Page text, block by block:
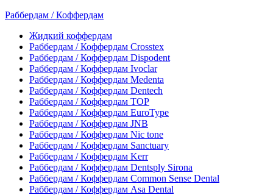
Раббердам / Коффердам
Жидкий коффердам
Раббердам / Коффердам Crosstex
Раббердам / Коффердам Dispodent
Раббердам / Коффердам Ivoclar
Раббердам / Коффердам Medenta
Раббердам / Коффердам Dentech
Раббердам / Коффердам ТОР
Раббердам / Коффердам EuroType
Раббердам / Коффердам JNB
Раббердам / Коффердам Nic tone
Раббердам / Коффердам Sanctuary
Раббердам / Коффердам Kerr
Раббердам / Коффердам Dentsply Sirona
Раббердам / Коффердам Common Sense Dental
Раббердам / Коффердам Asa Dental